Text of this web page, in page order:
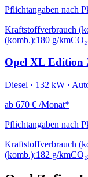
Pflichtangaben nach
Kraftstoffverbrauch
(komb.):180 g/km
Opel XL Edition
Diesel · 132 kW ·
ab 670 € /Monat*
Pflichtangaben nach
Kraftstoffverbrauch
(komb.):182 g/km